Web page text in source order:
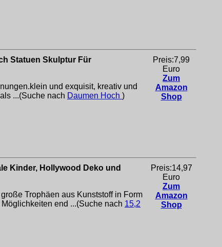
Statuen Skulptur Für
und exquisit, kreativ und
...(Suche nach Daumen Hoch )
Preis:7,99
Euro
Zum
Amazon
Shop
Kinder, Hollywood Deko und
Trophäen aus Kunststoff in Form
end ...(Suche nach 15,2
Preis:14,97
Euro
Zum
Amazon
Shop